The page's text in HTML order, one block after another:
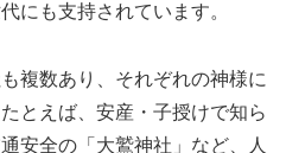
にも支持されています。
複数あり、それぞれの神様に
とえば、安産・子授けで知ら
安全の「大鷲神社」など、人